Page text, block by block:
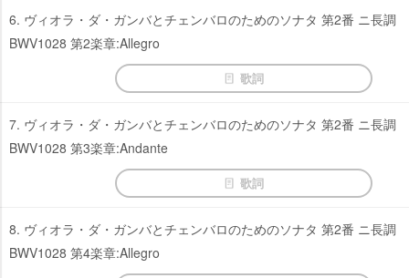
6. ヴィオラ・ダ・ガンバとチェンバロのためのソナタ 第2番 ニ長調
BWV1028 第2楽章:Allegro
歌詞
7. ヴィオラ・ダ・ガンバとチェンバロのためのソナタ 第2番 ニ長調
BWV1028 第3楽章:Andante
歌詞
8. ヴィオラ・ダ・ガンバとチェンバロのためのソナタ 第2番 ニ長調
BWV1028 第4楽章:Allegro